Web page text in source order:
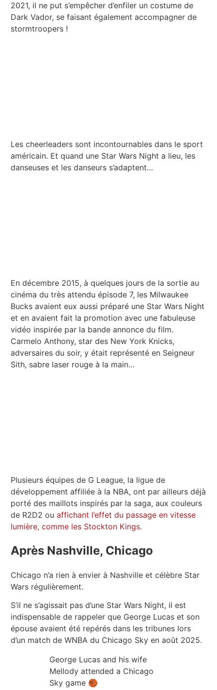
2021, il ne put s’empêcher d’enfiler un costume de
Dark Vador, se faisant également accompagner de
stormtroopers !
Les cheerleaders sont incontournables dans le sport
américain. Et quand une Star Wars Night a lieu, les
danseuses et les danseurs s’adaptent…
En décembre 2015, à quelques jours de la sortie au
cinéma du très attendu épisode 7, les Milwaukee
Bucks avaient eux aussi préparé une Star Wars Night
et en avaient fait la promotion avec une fabuleuse
vidéo inspirée par la bande annonce du film.
Carmelo Anthony, star des New York Knicks,
adversaires du soir, y était représenté en Seigneur
Sith, sabre laser rouge à la main…
Plusieurs équipes de G League, la ligue de
développement affiliée à la NBA, ont par ailleurs déjà
porté des maillots inspirés par la saga, aux couleurs
de R2D2 ouaffichant l’effet du passage en vitesse
lumière, comme les Stockton Kings.
Après Nashville, Chicago
Chicago n’a rien à envier à Nashville et célèbre Star
Wars régulièrement.
S’il ne s’agissait pas d’une Star Wars Night, il est
indispensable de rappeler que George Lucas et son
épouse avaient été repérés dans les tribunes lors
d’un match de WNBA du Chicago Sky en août 2025.
George Lucas and his wife
Mellody attended a Chicago
Sky game 🏀